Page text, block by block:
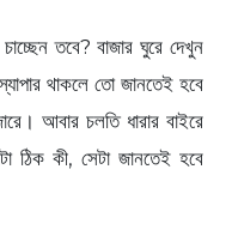
তবে? বাজার ঘুরে দেখুন
থাকলে তো জানতেই হবে
আবার চলতি ধারার বাইরে
ঠিক কী, সেটা জানতেই হবে